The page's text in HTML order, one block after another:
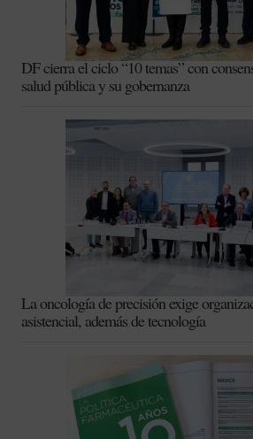
DF cierra el ciclo “10 temas” con
salud pública y su gobernanza
La oncología de precisión exige
asistencial, además de tecnología